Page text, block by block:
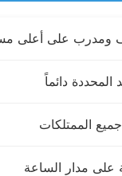
ومدرب على أعلى
المحددة دائماً
الممتلكات
على مدار الساعة